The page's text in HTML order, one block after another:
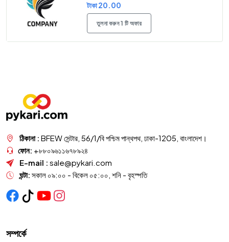
টাকা 20.00
তুলনা করুন 1 টি অফার
ঠিকানা : BFEW সেন্টার, 56/1/বি পশ্চিম পান্থপথ, ঢাকা-1205, বাংলাদেশ।
ফোন: +৮৮০৯৬১১৬৭৮৯২৪
E-mail : sale@pykari.com
ঘন্টা: সকাল ০৯:০০ - বিকেল ০৫:০০, শনি - বৃহস্পতি
সম্পর্কে